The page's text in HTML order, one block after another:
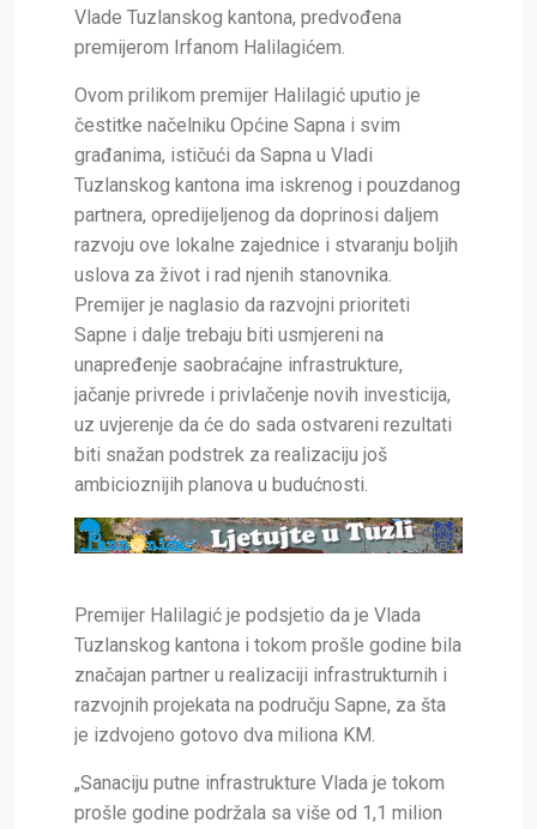
Vlade Tuzlanskog kantona, predvođena
premijerom Irfanom Halilagićem.
Ovom prilikom premijer Halilagić uputio je
čestitke načelniku Općine Sapna i svim
građanima, ističući da Sapna u Vladi
Tuzlanskog kantona ima iskrenog i pouzdanog
partnera, opredijeljenog da doprinosi daljem
razvoju ove lokalne zajednice i stvaranju boljih
uslova za život i rad njenih stanovnika.
Premijer je naglasio da razvojni prioriteti
Sapne i dalje trebaju biti usmjereni na
unapređenje saobraćajne infrastrukture,
jačanje privrede i privlačenje novih investicija,
uz uvjerenje da će do sada ostvareni rezultati
biti snažan podstrek za realizaciju još
ambicioznijih planova u budućnosti.
Premijer Halilagić je podsjetio da je Vlada
Tuzlanskog kantona i tokom prošle godine bila
značajan partner u realizaciji infrastrukturnih i
razvojnih projekata na području Sapne, za šta
je izdvojeno gotovo dva miliona KM.
„Sanaciju putne infrastrukture Vlada je tokom
prošle godine podržala sa više od 1,1 milion